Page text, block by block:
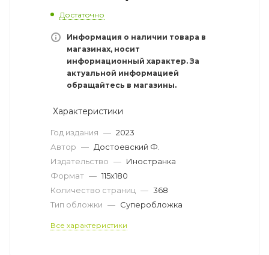
Достаточно
Информация о наличии товара в
магазинах, носит
информационный характер. За
актуальной информацией
обращайтесь в магазины.
Характеристики
Год издания — 2023
Автор — Достоевский Ф.
Издательство — Иностранка
Формат — 115х180
Количество страниц — 368
Тип обложки — Суперобложка
Все характеристики